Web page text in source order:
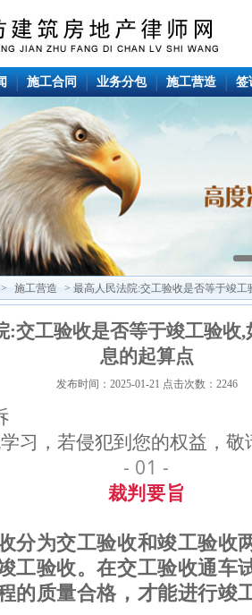
施工合同 业务分包 施工营造 签
> 施工营造 > 最高人民法院:交工验收是否等于竣
:交工验收是否等于竣工验收
息的起算点
发布时间：2025-01-21 点击次数：2246
习，若侵犯到您的权益，敬
- 01 -
裁判要旨
分为交工验收和竣工验收
工验收。在交工验收通车
的质量合格，才能进行竣